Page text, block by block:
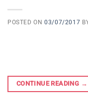
POSTED ON03/07/2017
CONTINUE READING →